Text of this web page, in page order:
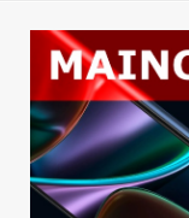
HINTA.FI
KAUPPA
VAIHDA TEEMA